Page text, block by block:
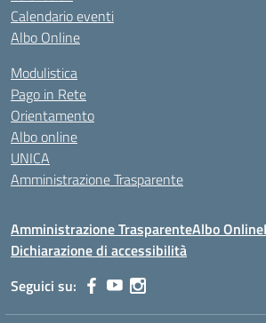
Calendario eventi
Albo Online
Modulistica
Pago in Rete
Orientamento
Albo online
UNICA
Amministrazione Trasparente
Amministrazione TrasparenteAlbo Online
Dichiarazione di accessibilità
Seguici su: